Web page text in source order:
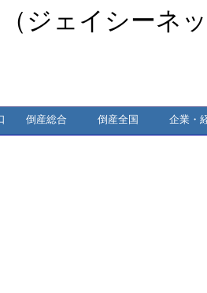
倒産総合 倒産全国 企業・